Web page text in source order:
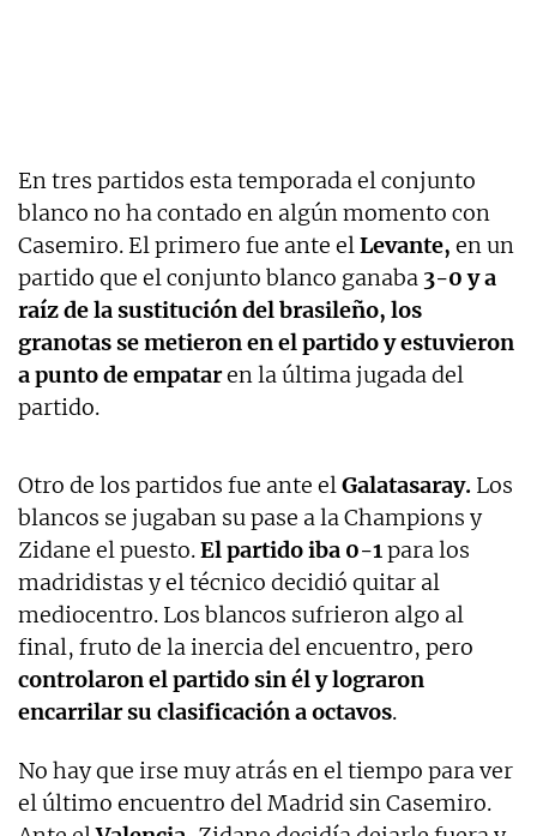
En tres partidos esta temporada el conjunto
blanco no ha contado en algún momento con
Casemiro. El primero fue ante elLevante, en un
partido que el conjunto blanco ganaba 3-0 y a
raíz de la sustitución del brasileño, los
granotas se metieron en el partido y estuvieron
a punto de empataren la última jugada del
partido.
Otro de los partidos fue ante elGalatasaray. Los
blancos se jugaban su pase a la Champions y
Zidane el puesto.El partido iba 0-1para los
madridistas y el técnico decidió quitar al
mediocentro. Los blancos sufrieron algo al
final, fruto de la inercia del encuentro, pero
controlaron el partido sin él y lograron
encarrilar su clasificación a octavos.
No hay que irse muy atrás en el tiempo para ver
el último encuentro del Madrid sin Casemiro.